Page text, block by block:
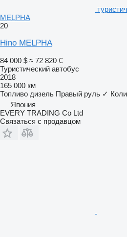
MELPHA
20
Hino MELPHA
84 000 $ ≈ 72 820 €
Туристический автобус
2018
165 000 км
Топливо дизель Правый руль ✓
Япония
EVERY TRADING Co Ltd
Связаться с продавцом